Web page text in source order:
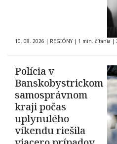
10. 08. 2026 | REGIÓNY | 1 min. čítania |
Polícia v
Banskobystrickom
samosprávnom
kraji počas
uplynulého
víkendu riešila